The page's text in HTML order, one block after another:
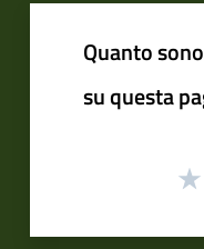
Quanto
su questa